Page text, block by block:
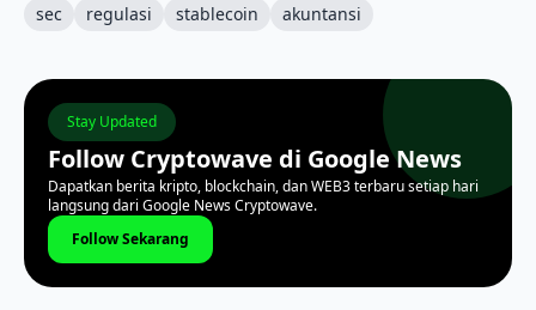
sec regulasi stablecoin akuntansi
Stay Updated
Follow Cryptowave di Google News
Dapatkan berita kripto, blockchain, dan WEB3 terbaru setiap hari
langsung dari Google News Cryptowave.
Follow Sekarang